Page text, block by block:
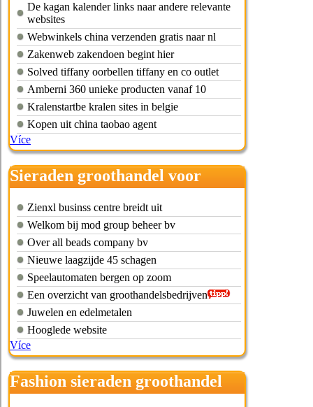
De kagan kalender links naar andere relevante
websites
Webwinkels china verzenden gratis naar nl
Zakenweb zakendoen begint hier
Solved tiffany oorbellen tiffany en co outlet
Amberni 360 unieke producten vanaf 10
Kralenstartbe kralen sites in belgie
Kopen uit china taobao agent
Více
Sieraden groothandel voor
bedrijven
Zienxl businss centre breidt uit
Welkom bij mod group beheer bv
Over all beads company bv
Nieuwe laagzijde 45 schagen
Speelautomaten bergen op zoom
Een overzicht van groothandelsbedrijven
Juwelen en edelmetalen
Hooglede website
Více
Fashion sieraden groothandel